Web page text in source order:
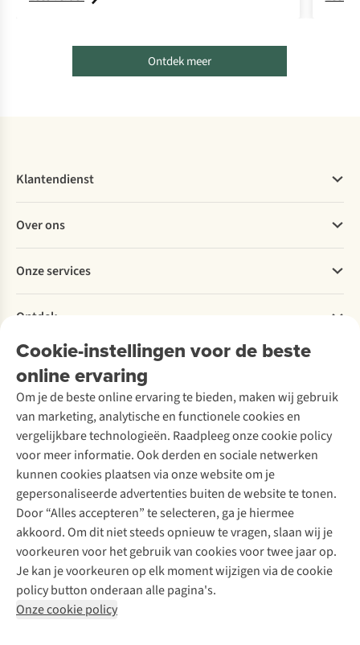
dagboek bij tijdens Explore the Outdoors.
Ontdek meer
Cookie-instellingen voor de beste
online ervaring
Om je de beste online ervaring te bieden, maken wij gebruik
van marketing, analytische en functionele cookies en
vergelijkbare technologieën. Raadpleeg onze cookie policy
voor meer informatie. Ook derden en sociale netwerken
kunnen cookies plaatsen via onze website om je
gepersonaliseerde advertenties buiten de website te tonen.
Door “Alles accepteren” te selecteren, ga je hiermee
akkoord. Om dit niet steeds opnieuw te vragen, slaan wij je
voorkeuren voor het gebruik van cookies voor twee jaar op.
Je kan je voorkeuren op elk moment wijzigen via de cookie
policy button onderaan alle pagina's.
Onze cookie policy
Klantendienst
Bestellen
Betalen
Levering
Retourneren
Bestelling herroepen
Garantie
Contact
Over ons
Explore More
Verantwoord ondernemen
Over Ayacucho
Onze winkels
Over A.S.Adventure
Toegankelijkheidsverklaring
Onze services
Ski-onderhoud
Wasservice
Schoenonderhoud
Schoenherstelling
Kledingherstelling
Retouches
Voor bedrijven
Ontdek
A.S.Magazine
Podcast
Explore Academy
Explore Camp
Gear Check
Inspiratie & advies
Meld je aan voor de nieuwsbrief
Follow us
Disclaimer Privacy Policy
Algemene voorwaarden
Cookie Policy